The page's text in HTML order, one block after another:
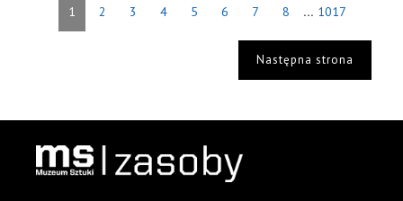
1 2 3 4 5 6 7 8 ... 1017
Następna strona